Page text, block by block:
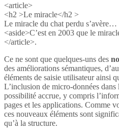
<article>
<h2 >Le miracle</h2 >
Le miracle du chat perdu s’avère…
<aside>C’est en 2003 que le
</article>.
Ce ne sont que quelques-uns des
des améliorations sémantiques,
éléments de saisie utilisateur ainsi
L’inclusion de micro-données
possibilité accrue, y compris
pages et les applications. Comme
ces nouveaux éléments sont
qu’à la structure.